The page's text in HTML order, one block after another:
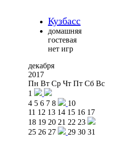
Кузбасс
домашняя
гостевая
нет игр
декабря
2017
Пн Вт Ср Чт Пт Сб Вс
1
4 5 6 7 8
10
11 12 13 14 15 16 17
18 19 20 21 22 23
25 26 27 29 30 31